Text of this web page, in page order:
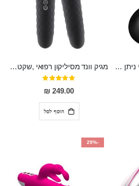
חוקן גדול מסיליקון רפואי ניתן לשימוש גם כפלאג וגם כחרוזים אנאלים מגיק וונד מסיליקון רפואי ,שקט במיוחד, נטען בעל 10 מהירויות שונות "Erna"
דירוג:
100%
249.00 ₪
הוסף לסל
-29%